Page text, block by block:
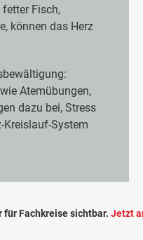
fetter Fisch,
können das Herz
Atemübungen,
dazu bei, Stress
Kreislauf-System
für Fachkreise sichtbar. Jetzt